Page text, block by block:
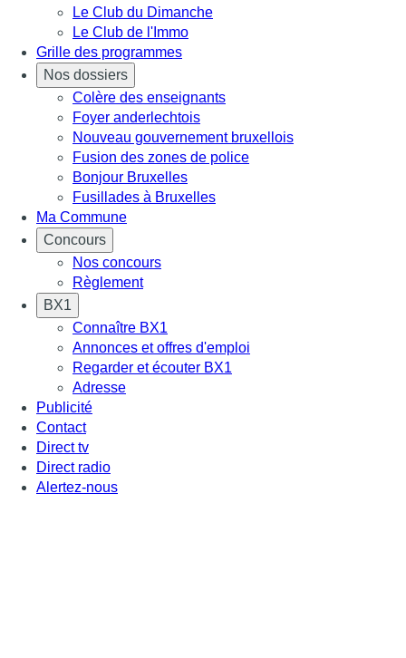
Le Club du Dimanche
Le Club de l'Immo
Grille des programmes
Nos dossiers
Colère des enseignants
Foyer anderlechtois
Nouveau gouvernement bruxellois
Fusion des zones de police
Bonjour Bruxelles
Fusillades à Bruxelles
Ma Commune
Concours
Nos concours
Règlement
BX1
Connaître BX1
Annonces et offres d'emploi
Regarder et écouter BX1
Adresse
Publicité
Contact
Direct tv
Direct radio
Alertez-nous